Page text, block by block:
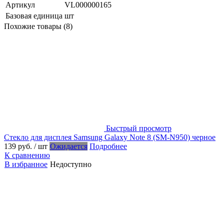
Артикул
VL000000165
Базовая единица шт
Похожие товары (8)
Быстрый просмотр
Стекло для дисплея Samsung Galaxy Note 8 (SM-N950) черное
139 руб. / шт Ожидается Подробнее
К сравнению
В избранное Недоступно